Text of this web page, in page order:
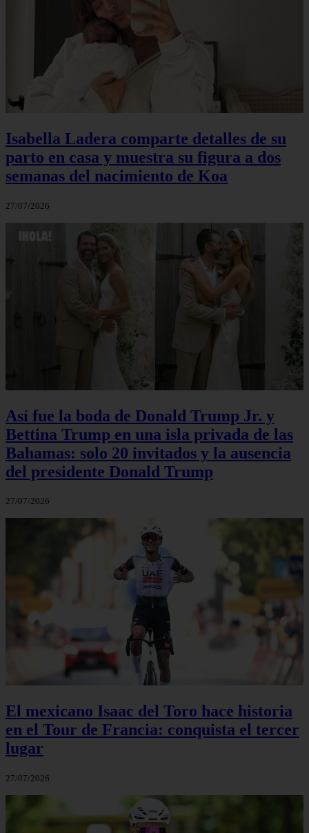
Isabella Ladera comparte detalles de su
parto en casa y muestra su figura a dos
semanas del nacimiento de Koa
27/07/2026
Así fue la boda de Donald Trump Jr. y
Bettina Trump en una isla privada de las
Bahamas: solo 20 invitados y la ausencia
del presidente Donald Trump
27/07/2026
El mexicano Isaac del Toro hace historia
en el Tour de Francia: conquista el tercer
lugar
27/07/2026